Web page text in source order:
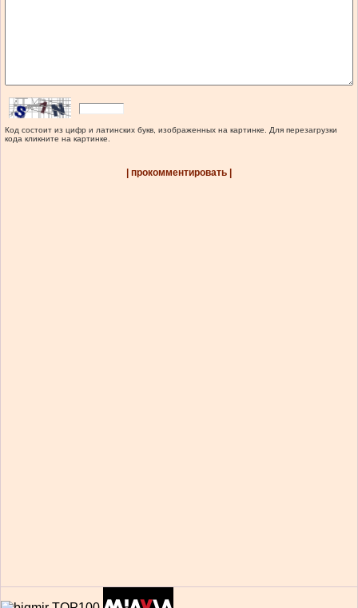
Код состоит из цифр и латинских букв, изображенных на картинке. Для перезагрузки
кода кликните на картинке.
| прокомментировать |